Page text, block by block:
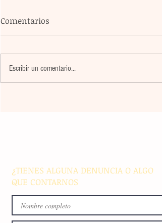
Comentarios
Escribir un comentario...
¿TIENES ALGUNA DENUNCIA O ALGO
QUE CONTARNOS